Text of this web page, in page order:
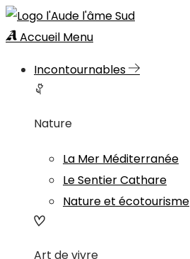
Accueil Menu
Incontournables
Nature
La Mer Méditerranée
Le Sentier Cathare
Nature et écotourisme
Art de vivre